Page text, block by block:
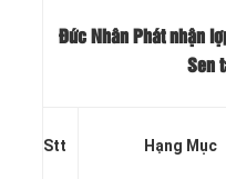
Đức Nhân Phát nhận
Sen
Stt Hạng Mục